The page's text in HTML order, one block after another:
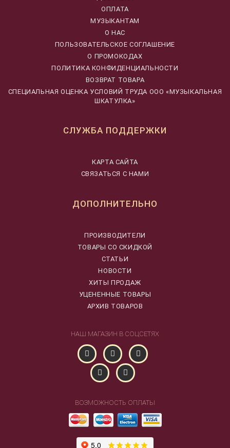
ОПЛАТА
МУЗЫКАНТАМ
О НАС
ПОЛЬЗОВАТЕЛЬСКОЕ СОГЛАШЕНИЕ
О ПРОМОКОДАХ
ПОЛИТИКА КОНФИДЕНЦИАЛЬНОСТИ
ВОЗВРАТ ТОВАРА
CПЕЦИАЛЬНАЯ ОЦЕНКА УСЛОВИЙ ТРУДА ООО «МУЗЫКАЛЬНАЯ
ШКАТУЛКА»
СЛУЖБА ПОДДЕРЖКИ
КАРТА САЙТА
СВЯЗАТЬСЯ С НАМИ
ДОПОЛНИТЕЛЬНО
ПРОИЗВОДИТЕЛИ
ТОВАРЫ СО СКИДКОЙ
СТАТЬИ
НОВОСТИ
ХИТЫ ПРОДАЖ
УЦЕНЕННЫЕ ТОВАРЫ
АРХИВ ТОВАРОВ
НАШ МАГАЗИН В СОЦСЕТЯХ
ВОЗМОЖНОСТЬ ОПЛАТЫ